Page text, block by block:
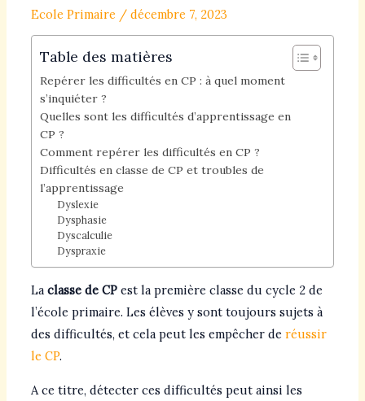
Ecole Primaire / décembre 7, 2023
Table des matières
Repérer les difficultés en CP : à quel moment
s’inquiéter ?
Quelles sont les difficultés d’apprentissage en
CP ?
Comment repérer les difficultés en CP ?
Difficultés en classe de CP et troubles de
l’apprentissage
Dyslexie
Dysphasie
Dyscalculie
Dyspraxie
La classe de CPest la première classe du cycle 2 de
l’école primaire. Les élèves y sont toujours sujets à
des difficultés, et cela peut les empêcher de réussir
le CP.
A ce titre, détecter ces difficultés peut ainsi les